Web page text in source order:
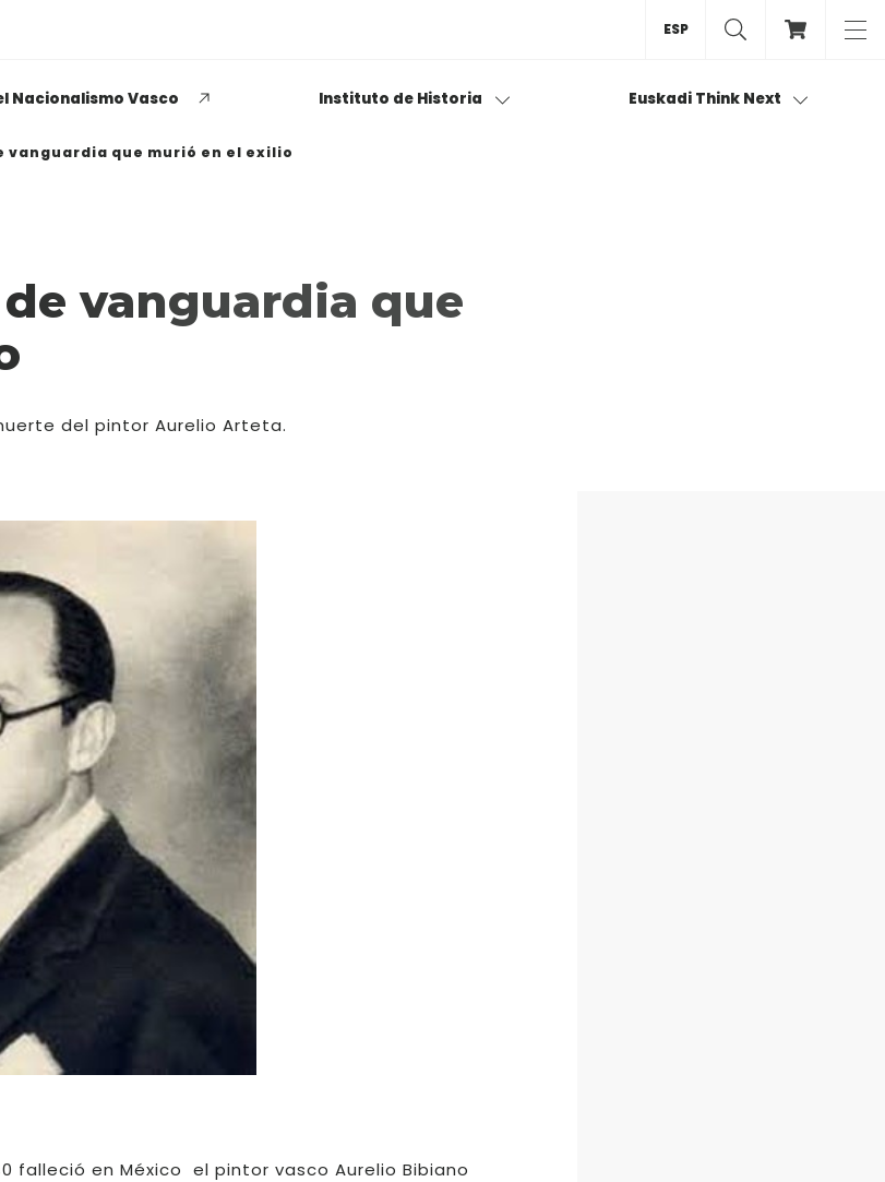
Nacionalismo Vasco Instituto de Historia Euskadi Think Next
dispares
a lo que significa
ESP
vanguardia que murió en el exilio
vanguardia que
del pintor Aurelio Arteta.
falleció en México el pintor vasco Aurelio Bibiano